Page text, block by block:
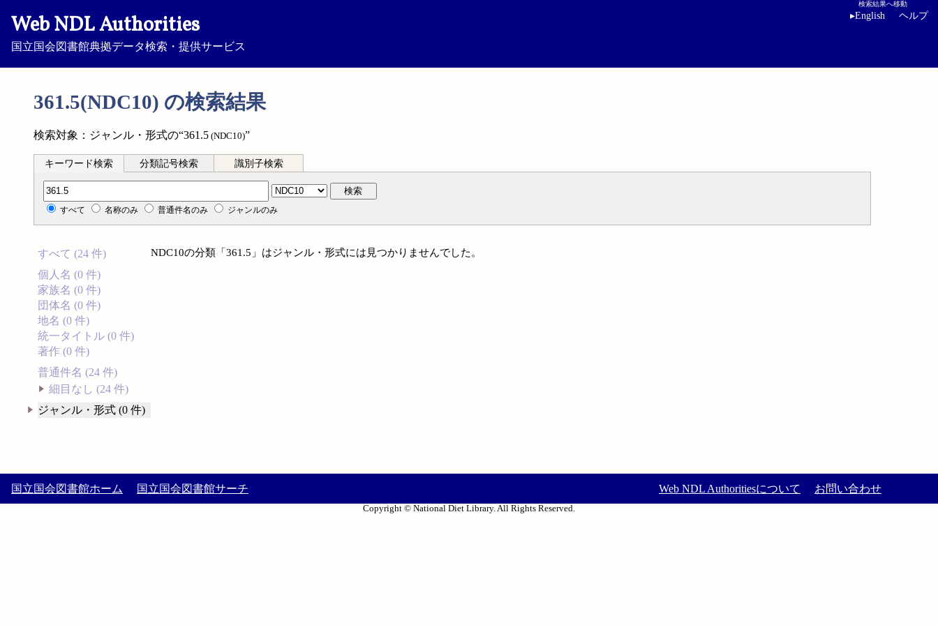
Web NDL Authorities
国立国会図書館典拠データ検索・提供サービス
検索結果へ移動
▸English ヘルプ
361.5(NDC10) の検索結果
検索対象：ジャンル・形式の“361.5 (NDC10)”
キーワード検索 分類記号検索 識別子検索
分類記号検索 検索
すべて 名称のみ 普通件名のみ ジャンルのみ
すべて (24 件)
個人名 (0 件)
家族名 (0 件)
団体名 (0 件)
地名 (0 件)
統一タイトル (0 件)
著作 (0 件)
普通件名 (24 件)
細目なし (24 件)
ジャンル・形式 (0 件)
NDC10の分類「361.5」はジャンル・形式には見つかりませんでした。
国立国会図書館ホーム 国立国会図書館サーチ Web NDL Authoritiesについて お問い合わせ
Copyright © National Diet Library. All Rights Reserved.